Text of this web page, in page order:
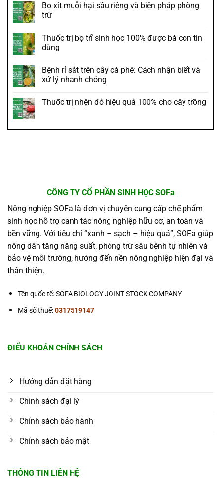
Bọ xít muỗi hại sầu riêng và biện pháp phòng
trừ
Thuốc trị bọ trĩ sinh học 100% được bà con tin
dùng
Bệnh rỉ sắt trên cây cà phê: Cách nhận biết và
xử lý nhanh chóng
Thuốc trị nhện đỏ hiệu quả 100% cho cây trồng
CÔNG TY CỔ PHẦN SINH HỌC SOFa
Nông nghiệp SOFa là đơn vị chuyên cung cấp chế phẩm
sinh học hỗ trợ canh tác nông nghiệp hữu cơ, an toàn và
bền vững. Với tiêu chí “xanh – sạch – hiệu quả”, SOFa giúp
nông dân tăng năng suất, phòng trừ sâu bệnh tự nhiên và
bảo vệ môi trường, hướng đến nền nông nghiệp hiện đại và
thân thiện.
Tên quốc tế: SOFA BIOLOGY JOINT STOCK COMPANY
Mã số thuế:0317519147
ĐIỂU KHOẢN CHÍNH SÁCH
Hướng dẫn đặt hàng
Chính sách đại lý
Chính sách bảo hành
Chính sách bảo mật
THÔNG TIN LIÊN HỆ